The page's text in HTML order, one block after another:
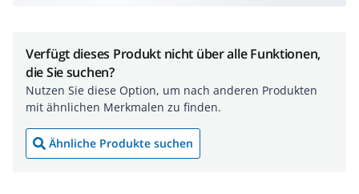
Verfügt dieses Produkt nicht über alle Funktionen,
die Sie suchen?
Nutzen Sie diese Option, um nach anderen Produkten
mit ähnlichen Merkmalen zu finden.
Ähnliche Produkte suchen